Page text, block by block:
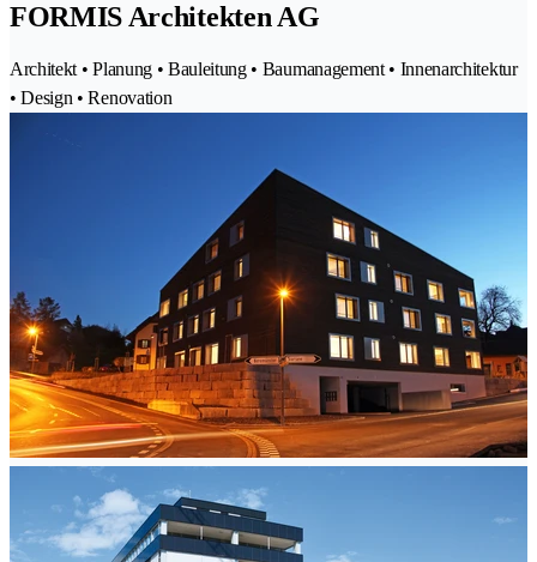
FORMIS Architekten AG
Architekt • Planung • Bauleitung • Baumanagement • Innenarchitektur
• Design • Renovation